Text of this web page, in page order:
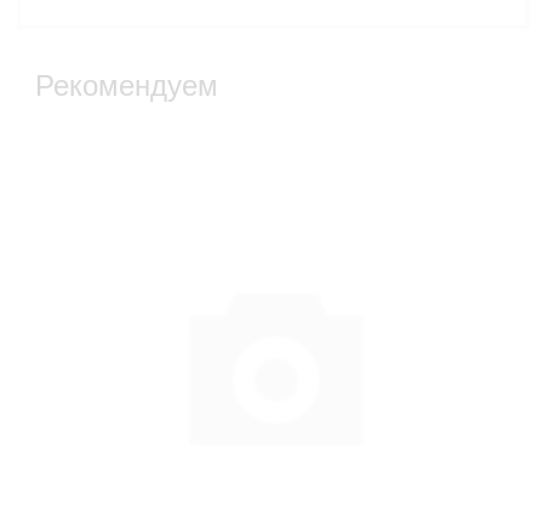
Рекомендуем